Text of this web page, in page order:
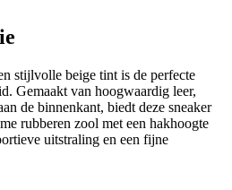
stijlvolle beige tint is de perfecte
Gemaakt van hoogwaardig leer,
de binnenkant, biedt deze sneaker
rubberen zool met een hakhoogte
uitstraling en een fijne